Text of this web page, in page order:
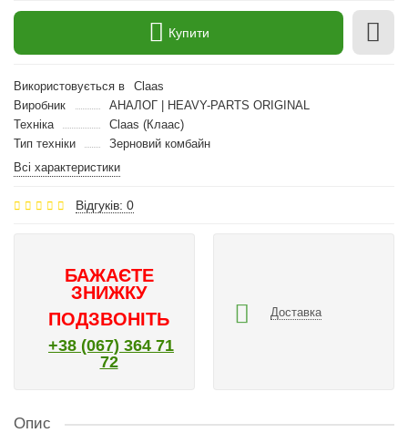
Купити
Використовується в
Claas
Виробник
АНАЛОГ | HEAVY-PARTS ORIGINAL
Техніка
Claas (Клаас)
Тип техніки
Зерновий комбайн
Всі характеристики
Відгуків: 0
БАЖАЄТЕ
ЗНИЖКУ
ПОДЗВОНІТЬ
+38 (067) 364 71
72
Доставка
Опис